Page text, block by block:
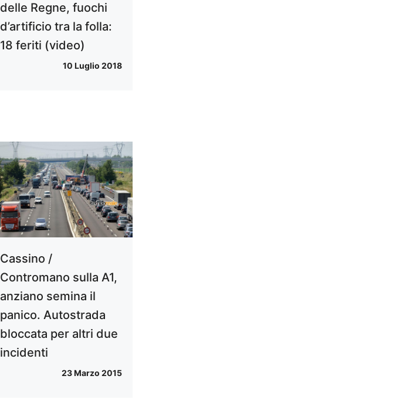
delle Regne, fuochi
d’artificio tra la folla:
18 feriti (video)
10 Luglio 2018
Cassino /
Contromano sulla A1,
anziano semina il
panico. Autostrada
bloccata per altri due
incidenti
23 Marzo 2015